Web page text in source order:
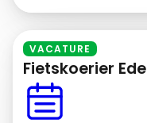
VACATURE
Fietskoerier Ede